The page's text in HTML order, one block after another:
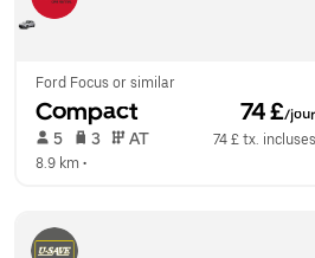
Ford Focus or similar
Compact 74 £/jour
5 3 AT
74 £ tx. incluses
8.9 km •